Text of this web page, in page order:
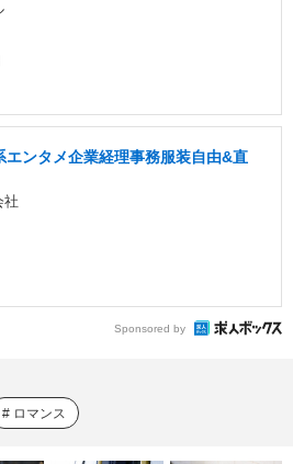
エンタメ企業経理事務服装自由&直
社
Sponsored by
ロマンス